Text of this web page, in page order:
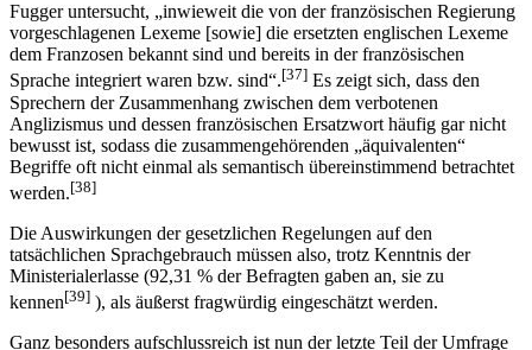
Fugger untersucht, „inwieweit die von der französischen Regierung
vorgeschlagenen Lexeme [sowie] die ersetzten englischen Lexeme
dem Franzosen bekannt sind und bereits in der französischen
Sprache integriert waren bzw. sind“.[37] Es zeigt sich, dass den
Sprechern der Zusammenhang zwischen dem verbotenen
Anglizismus und dessen französischen Ersatzwort häufig gar nicht
bewusst ist, sodass die zusammengehörenden „äquivalenten“
Begriffe oft nicht einmal als semantisch übereinstimmend betrachtet
werden.[38]
Die Auswirkungen der gesetzlichen Regelungen auf den
tatsächlichen Sprachgebrauch müssen also, trotz Kenntnis der
Ministerialerlasse (92,31 % der Befragten gaben an, sie zu
kennen[39] ), als äußerst fragwürdig eingeschätzt werden.
Ganz besonders aufschlussreich ist nun der letzte Teil der Umfrage